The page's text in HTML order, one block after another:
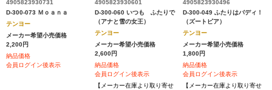
4905823930731
D-300-073 Ｍｏａｎａ
テンヨー
メーカー希望小売価格
2,200円
納品価格
会員ログイン後表示
4905823930601
D-300-060 いつも ふたりで
（アナと雪の女王）
テンヨー
メーカー希望小売価格
2,600円
納品価格
会員ログイン後表示
【メーカー在庫より取り寄せ
4905823930496
D-300-049 ふたりはバディ！
（ズートピア）
テンヨー
メーカー希望小売価格
1,800円
納品価格
会員ログイン後表示
【メーカー在庫より取り寄せ